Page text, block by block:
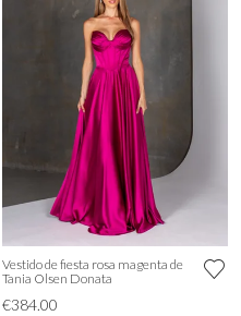
Vestido de fiesta rosa magenta de
Tania Olsen Donata
€384.00